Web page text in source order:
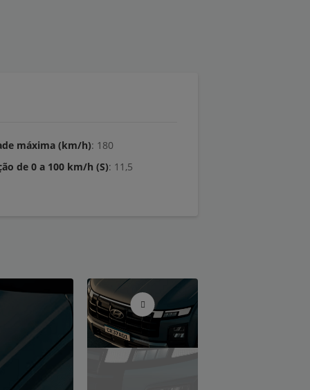
máxima (km/h) : 180
de 0 a 100 km/h (S) : 11,5